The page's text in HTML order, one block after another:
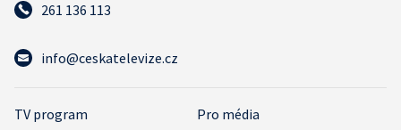
261 136 113
info@ceskatelevize.cz
TV program Pro média